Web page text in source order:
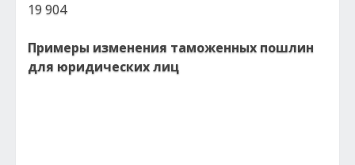
19 904
Примеры изменения таможенных пошлин
для юридических лиц